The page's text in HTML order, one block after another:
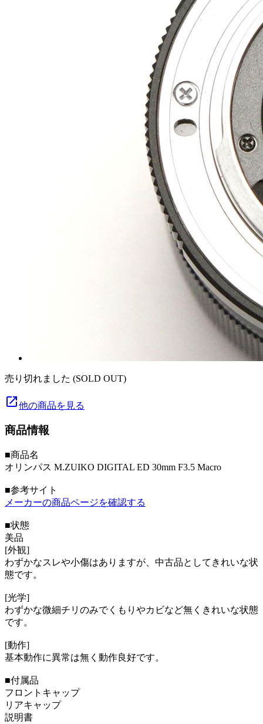
売り切れました (SOLD OUT)
launch他の商品を見る
商品情報
■商品名
オリンパス M.ZUIKO DIGITAL ED 30mm F3.5 Macro
■参考サイト
メーカーの商品ページを確認する
■状態
美品
[外観]
わずかなスレや小傷はありますが、中古品としてきれいな状
態です。
[光学]
わずかな微細チリのみでくもりやカビなど無くきれいな状態
です。
[動作]
基本動作に異常は無く動作良好です。
■付属品
フロントキャップ
リアキャップ
説明書